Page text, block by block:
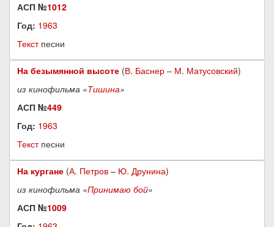
АСП №1012
Год: 1963
Текстпесни
На безымянной высоте (В. Баснер – М. Матусовский)
из кинофильма «Тишина»
АСП №449
Год: 1963
Текстпесни
На кургане (А. Петров – Ю. Друнина)
из кинофильма «Принимаю бой»
АСП №1009